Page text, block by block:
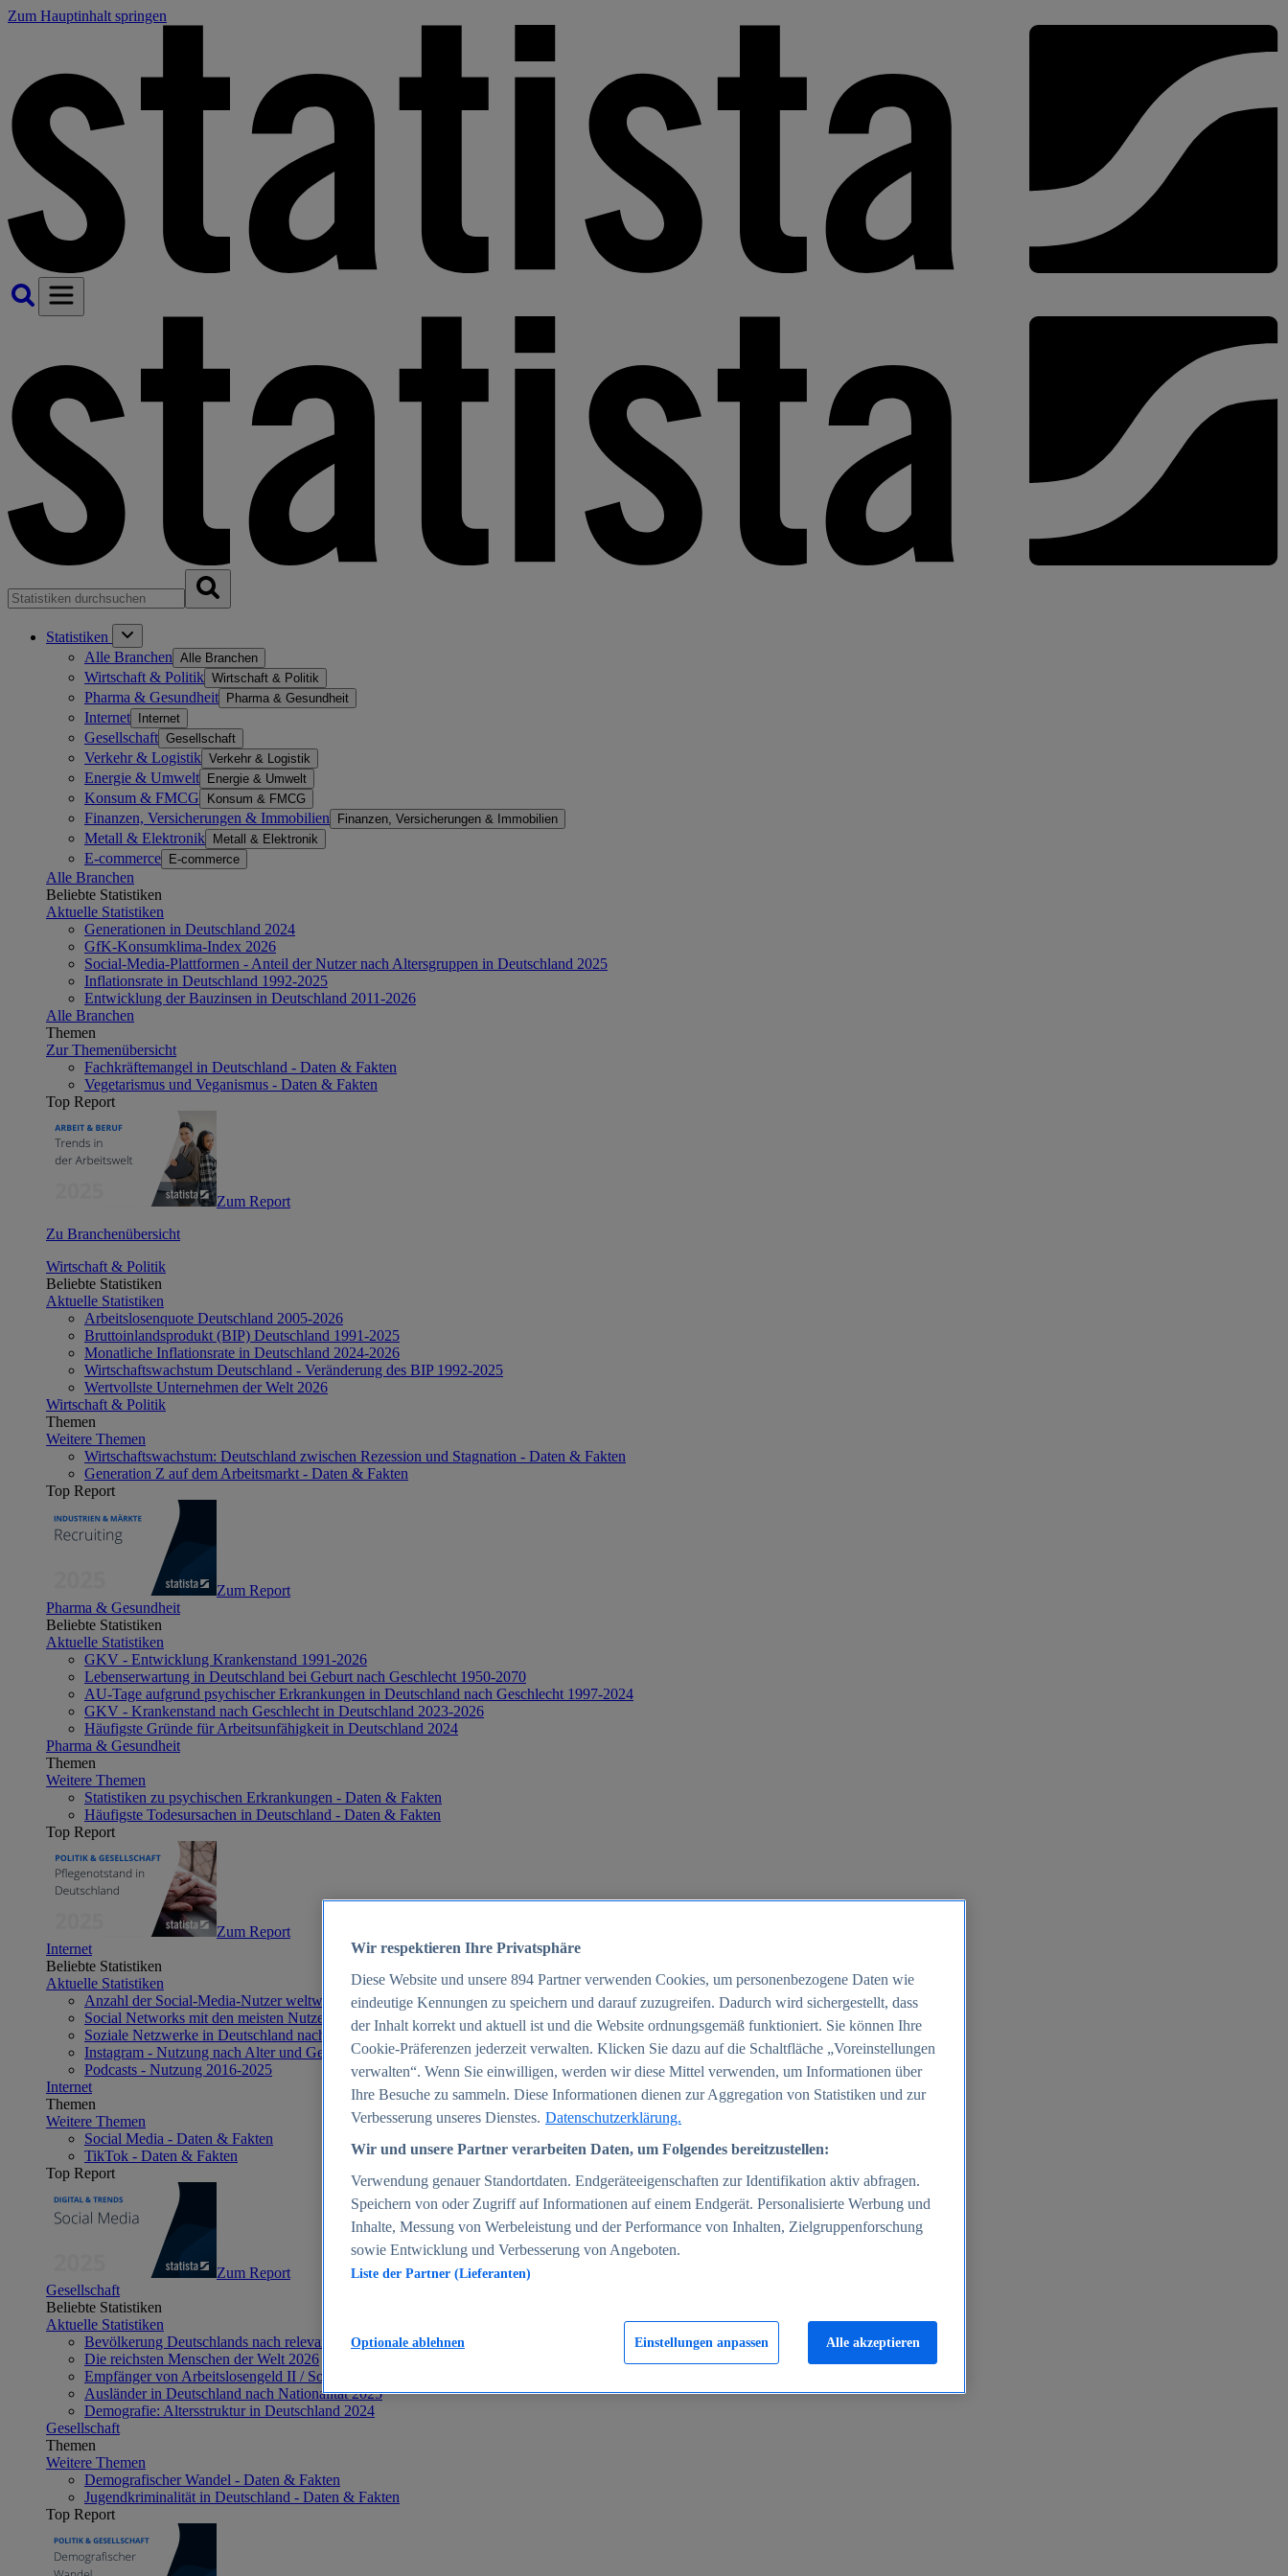
Zum Hauptinhalt springen
Statistiken
Alle Branchen Alle Branchen
Wirtschaft & Politik Wirtschaft & Politik
Pharma & Gesundheit Pharma & Gesundheit
Internet Internet
Gesellschaft Gesellschaft
Verkehr & Logistik Verkehr & Logistik
Energie & Umwelt Energie & Umwelt
Konsum & FMCG Konsum & FMCG
Finanzen, Versicherungen & Immobilien Finanzen, Versicherungen & Immobilien
Metall & Elektronik Metall & Elektronik
E-commerce E-commerce
Alle Branchen
Beliebte Statistiken
Aktuelle Statistiken
Generationen in Deutschland 2024
GfK-Konsumklima-Index 2026
Social-Media-Plattformen - Anteil der Nutzer nach Altersgruppen in Deutschland 2025
Inflationsrate in Deutschland 1992-2025
Entwicklung der Bauzinsen in Deutschland 2011-2026
Alle Branchen
Themen
Zur Themenübersicht
Fachkräftemangel in Deutschland - Daten & Fakten
Vegetarismus und Veganismus - Daten & Fakten
Top Report
Zum Report
Zu Branchenübersicht
Wirtschaft & Politik
Beliebte Statistiken
Aktuelle Statistiken
Arbeitslosenquote Deutschland 2005-2026
Bruttoinlandsprodukt (BIP) Deutschland 1991-2025
Monatliche Inflationsrate in Deutschland 2024-2026
Wirtschaftswachstum Deutschland - Veränderung des BIP 1992-2025
Wertvollste Unternehmen der Welt 2026
Wirtschaft & Politik
Themen
Weitere Themen
Wirtschaftswachstum: Deutschland zwischen Rezession und Stagnation - Daten & Fakten
Generation Z auf dem Arbeitsmarkt - Daten & Fakten
Top Report
Zum Report
Pharma & Gesundheit
Beliebte Statistiken
Aktuelle Statistiken
GKV - Entwicklung Krankenstand 1991-2026
Lebenserwartung in Deutschland bei Geburt nach Geschlecht 1950-2070
AU-Tage aufgrund psychischer Erkrankungen in Deutschland nach Geschlecht 1997-2024
GKV - Krankenstand nach Geschlecht in Deutschland 2023-2026
Häufigste Gründe für Arbeitsunfähigkeit in Deutschland 2024
Pharma & Gesundheit
Themen
Weitere Themen
Statistiken zu psychischen Erkrankungen - Daten & Fakten
Häufigste Todesursachen in Deutschland - Daten & Fakten
Top Report
Zum Report
Internet
Beliebte Statistiken
Aktuelle Statistiken
Anzahl der Social-Media-Nutzer weltweit 2012-2025
Social Networks mit den meisten Nutzern weltweit 2025
Soziale Netzwerke in Deutschland nach Generationen 2025
Instagram - Nutzung nach Alter und Geschlecht in Deutschland 2025
Podcasts - Nutzung 2016-2025
Internet
Themen
Weitere Themen
Social Media - Daten & Fakten
TikTok - Daten & Fakten
Top Report
Zum Report
Gesellschaft
Beliebte Statistiken
Aktuelle Statistiken
Bevölkerung Deutschlands nach relevanten Altersgruppen 2024
Die reichsten Menschen der Welt 2026
Empfänger von Arbeitslosengeld II / Sozialgeld / Bürgergeld in Deutschland 2005-2025
Ausländer in Deutschland nach Nationalität 2025
Demografie: Altersstruktur in Deutschland 2024
Gesellschaft
Themen
Weitere Themen
Demografischer Wandel - Daten & Fakten
Jugendkriminalität in Deutschland - Daten & Fakten
Top Report
Wir respektieren Ihre Privatsphäre
Diese Website und unsere 894 Partner verwenden Cookies, um personenbezogene Daten wie
eindeutige Kennungen zu speichern und darauf zuzugreifen. Dadurch wird sichergestellt, dass
der Inhalt korrekt und aktuell ist und die Website ordnungsgemäß funktioniert. Sie können Ihre
Cookie-Präferenzen jederzeit verwalten. Klicken Sie dazu auf die Schaltfläche „Voreinstellungen
verwalten“. Wenn Sie einwilligen, werden wir diese Mittel verwenden, um Informationen über
Ihre Besuche zu sammeln. Diese Informationen dienen zur Aggregation von Statistiken und zur
Verbesserung unseres Dienstes. Datenschutzerklärung.
Wir und unsere Partner verarbeiten Daten, um Folgendes bereitzustellen:
Verwendung genauer Standortdaten. Endgeräteeigenschaften zur Identifikation aktiv abfragen.
Speichern von oder Zugriff auf Informationen auf einem Endgerät. Personalisierte Werbung und
Inhalte, Messung von Werbeleistung und der Performance von Inhalten, Zielgruppenforschung
sowie Entwicklung und Verbesserung von Angeboten.
Liste der Partner (Lieferanten)
Einstellungen anpassen
Optionale ablehnen Alle akzeptieren